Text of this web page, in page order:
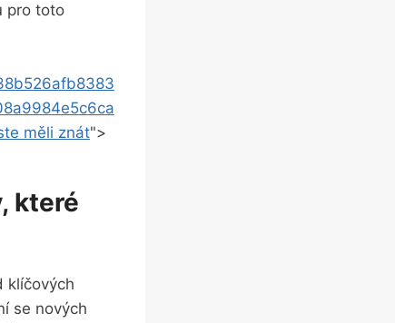
pro toto
měli znát">
které
klíčových
se nových